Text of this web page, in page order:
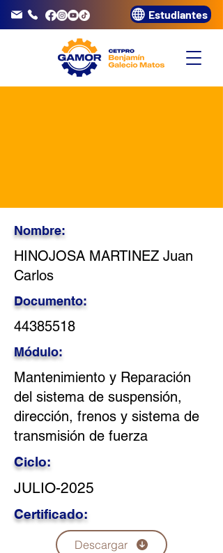
3320072 Estudiantes
Nombre:
HINOJOSA MARTINEZ Juan
Carlos
Documento:
44385518
Módulo:
Mantenimiento y Reparación
del sistema de suspensión,
dirección, frenos y sistema de
transmisión de fuerza
Ciclo:
JULIO-2025
Certificado:
Descargar